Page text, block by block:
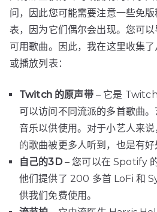
问，因此您可能需要注意一些免
表，因为它们偶尔会出现。您可
可用歌曲。因此，我在这里收集
或播放列表：
Twitch 的原声带– 它是 Twitch
可以访问不同流派的多首歌曲
音乐以供使用。对于小艺人来
的歌曲被更多人听到，也是有好
自己的3D– 您可以在 Spotify
他们提供了 200 多首 LoFi 和
供我们免费使用。